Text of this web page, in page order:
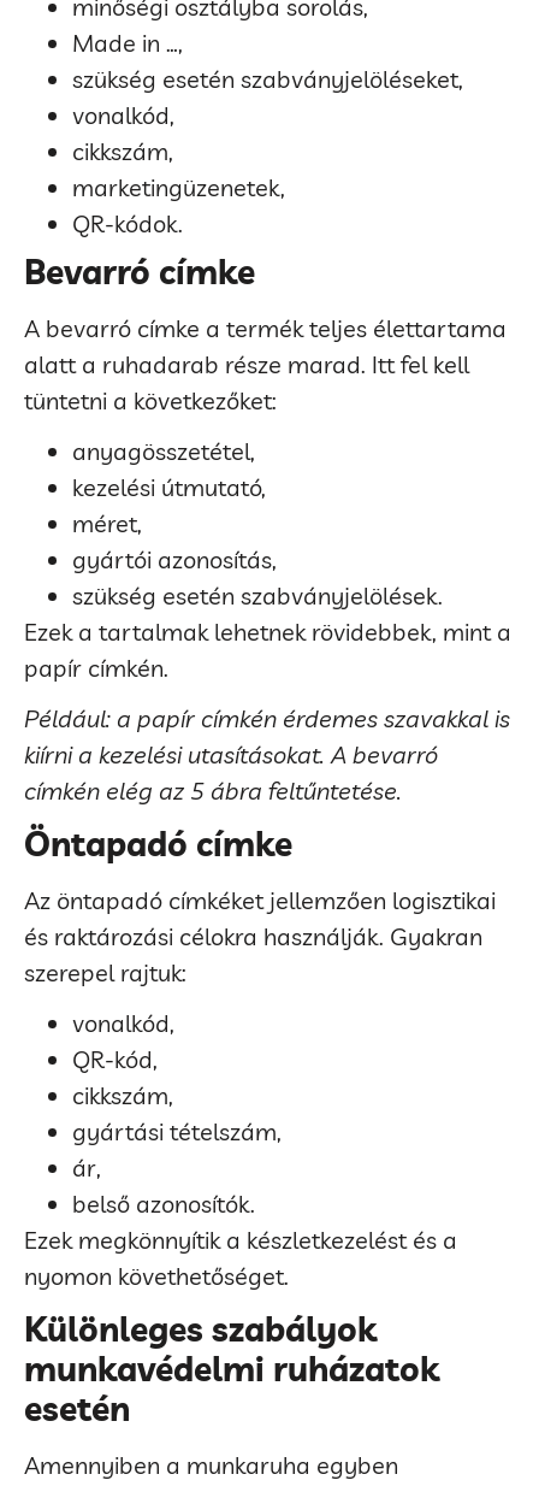
minőségi osztályba sorolás,
Made in …,
szükség esetén szabványjelöléseket,
vonalkód,
cikkszám,
marketingüzenetek,
QR-kódok.
Bevarró címke
A bevarró címke a termék teljes élettartama
alatt a ruhadarab része marad. Itt fel kell
tüntetni a következőket:
anyagösszetétel,
kezelési útmutató,
méret,
gyártói azonosítás,
szükség esetén szabványjelölések.
Ezek a tartalmak lehetnek rövidebbek, mint a
papír címkén.
Például: a papír címkén érdemes szavakkal is
kiírni a kezelési utasításokat. A bevarró
címkén elég az 5 ábra feltűntetése.
Öntapadó címke
Az öntapadó címkéket jellemzően logisztikai
és raktározási célokra használják. Gyakran
szerepel rajtuk:
vonalkód,
QR-kód,
cikkszám,
gyártási tételszám,
ár,
belső azonosítók.
Ezek megkönnyítik a készletkezelést és a
nyomon követhetőséget.
Különleges szabályok
munkavédelmi ruházatok
esetén
Amennyiben a munkaruha egyben